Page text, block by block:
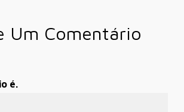
Um Comentário
é.